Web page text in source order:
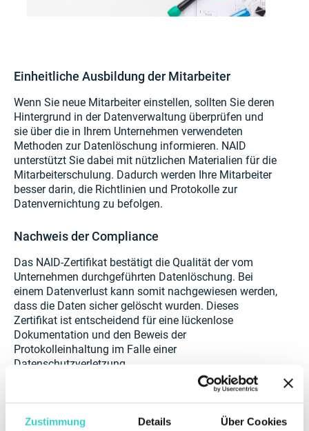
Zustimmung Details Über Cookies
Einheitliche Ausbildung der Mitarbeiter
Wenn Sie neue Mitarbeiter einstellen, sollten Sie deren
Hintergrund in der Datenverwaltung überprüfen und
sie über die in Ihrem Unternehmen verwendeten
Methoden zur Datenlöschung informieren. NAID
unterstützt Sie dabei mit nützlichen Materialien für die
Mitarbeiterschulung. Dadurch werden Ihre Mitarbeiter
besser darin, die Richtlinien und Protokolle zur
Datenvernichtung zu befolgen.
Nachweis der Compliance
Das NAID-Zertifikat bestätigt die Qualität der vom
Unternehmen durchgeführten Datenlöschung. Bei
einem Datenverlust kann somit nachgewiesen werden,
dass die Daten sicher gelöscht wurden. Dieses
Zertifikat ist entscheidend für eine lückenlose
Dokumentation und den Beweis der
Protokolleinhaltung im Falle einer
Datenschutzverletzung.
Fortgeschrittene Zerstörungsausrüstung
Bei der physischen Vernichtung von Dokumenten oder